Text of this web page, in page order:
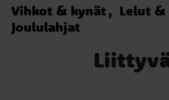
Vihkot & kynät Lelut &
Joululahjat